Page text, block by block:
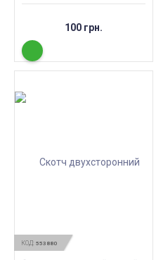
100 грн.
КОД: 553880